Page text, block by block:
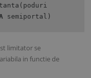
semiportal)
limitator se
in functie de